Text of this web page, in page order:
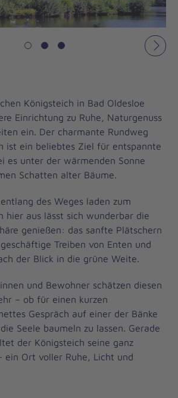
Königsteich in Bad Oldesloe
Einrichtung zu Ruhe, Naturgenuss
ein. Der charmante Rundweg
ist ein beliebtes Ziel für entspannte
es unter der wärmenden Sonne
Schatten alter Bäume.
des Weges laden zum
hier aus lässt sich wunderbar die
genießen: das sanfte Plätschern
Treiben von Enten und
der Blick in die grüne Weite.
und Bewohner schätzen diesen
– ob für einen kurzen
Gespräch auf einer der Bänke
Seele baumeln zu lassen. Gerade
der Königsteich seine ganz
ein Ort voller Ruhe, Licht und